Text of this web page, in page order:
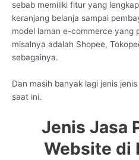
sebab memiliki fitur yang
keranjang belanja sampai
model laman e-commerce yang
misalnya adalah Shopee,
sebagainya.
Dan masih banyak lagi jenis
saat ini.
Jenis Jasa
Website di